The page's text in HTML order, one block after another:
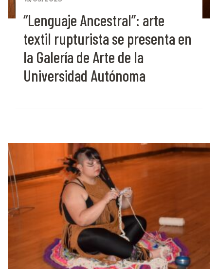
“Lenguaje Ancestral”: arte
textil rupturista se presenta en
la Galería de Arte de la
Universidad Autónoma